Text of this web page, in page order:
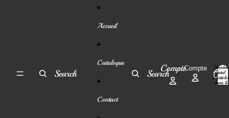
Search
Accueil
Catalogue
Contact
SearchCompteCompte Nombre
total
dans le